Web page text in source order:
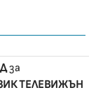
за
ТЕЛЕВИЖЪН